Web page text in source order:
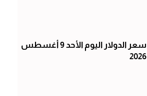
سعر الدولار اليوم الأحد 9 أغسطس
2026